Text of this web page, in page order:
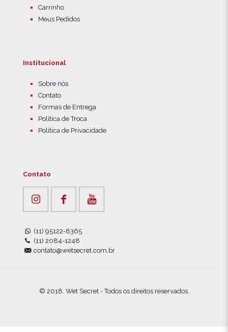
Carrinho
Meus Pedidos
Institucional
Sobre nós
Contato
Formas de Entrega
Política de Troca
Política de Privacidade
Contato
(11) 95122-8365
(11) 2084-1248
contato@wetsecret.com.br
© 2018. Wet Secret - Todos os direitos reservados.